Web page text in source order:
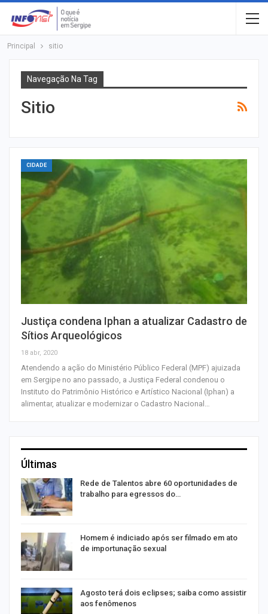
Principal sitio
Navegação Na Tag
Sitio
CIDADE
Justiça condena Iphan a atualizar Cadastro de
Sítios Arqueológicos
18 abr, 2020
Atendendo a ação do Ministério Público Federal (MPF) ajuizada
em Sergipe no ano passado, a Justiça Federal condenou o
Instituto do Patrimônio Histórico e Artístico Nacional (Iphan) a
alimentar, atualizar e modernizar o Cadastro Nacional…
Últimas
Rede de Talentos abre 60 oportunidades de
trabalho para egressos do…
Homem é indiciado após ser filmado em ato
de importunação sexual
Agosto terá dois eclipses; saiba como assistir
aos fenômenos